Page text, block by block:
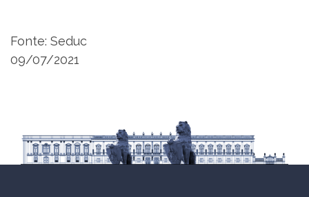
Fonte: Seduc
09/07/2021